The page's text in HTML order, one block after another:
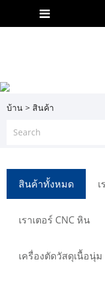
บ้าน > สินค้า
สินค้าทั้งหมด
เราเตอร์ CNC หิน
เครื่องตัดวัสดุเนื้อนุ่ม